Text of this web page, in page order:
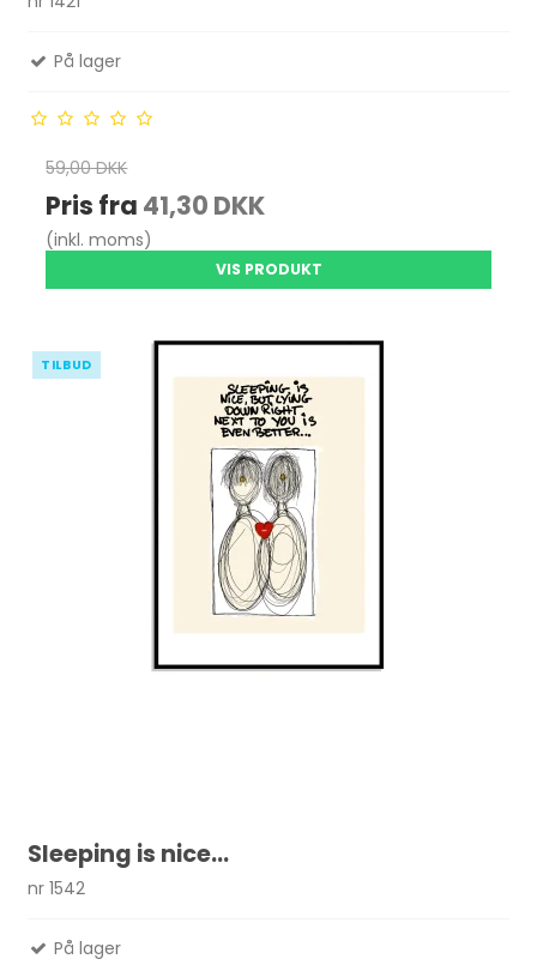
På lager
59,00 DKK
Pris fra 41,30 DKK
(inkl. moms)
VIS PRODUKT
TILBUD
Sleeping is nice...
nr 1542
På lager